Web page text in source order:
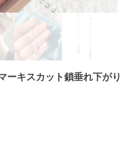
ーキスカット鎖垂れ下がり